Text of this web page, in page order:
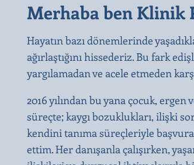
Merhaba ben Klinik
Hayatın bazı dönemlerinde
ağırlaştığını hissederiz. Bu fark
yargılamadan ve acele etmeden
2016 yılından bu yana çocuk, ergen
süreçte; kaygı bozuklukları, ilişki
kendini tanıma süreçleriyle
ettim. Her danışanla çalışırken,